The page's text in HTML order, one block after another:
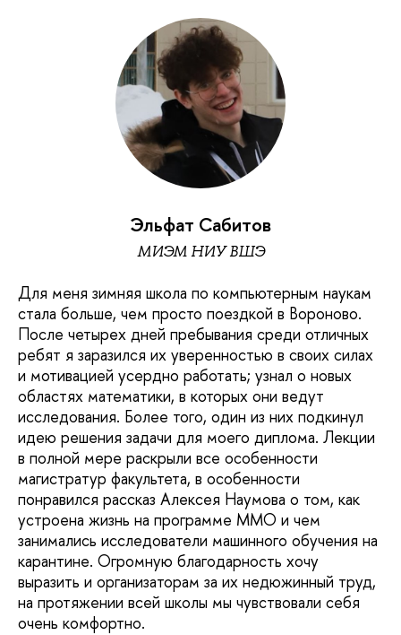
Эльфат Сабитов
МИЭМ НИУ ВШЭ
Для меня зимняя школа по компьютерным наукам
стала больше, чем просто поездкой в Вороново.
После четырех дней пребывания среди отличных
ребят я заразился их уверенностью в своих силах
и мотивацией усердно работать; узнал о новых
областях математики, в которых они ведут
исследования. Более того, один из них подкинул
идею решения задачи для моего диплома. Лекции
в полной мере раскрыли все особенности
магистратур факультета, в особенности
понравился рассказ Алексея Наумова о том, как
устроена жизнь на программе ММО и чем
занимались исследователи машинного обучения на
карантине. Огромную благодарность хочу
выразить и организаторам за их недюжинный труд,
на протяжении всей школы мы чувствовали себя
очень комфортно.